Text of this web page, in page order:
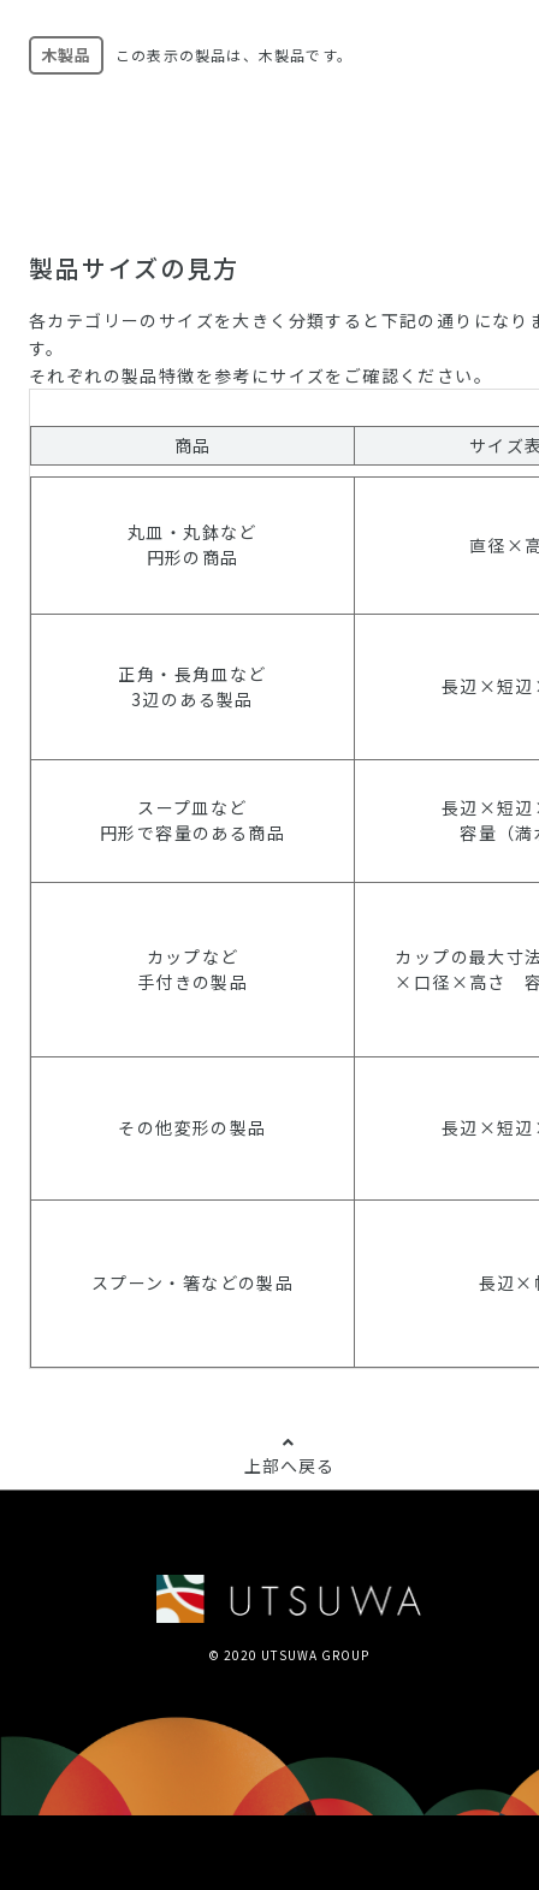
木製品 この表示の製品は、木製品です。
製品サイズの見方
各カテゴリーのサイズを大きく分類すると下記の通りになり
す。
それぞれの製品特徴を参考にサイズをご確認ください。
商品 サイズ
丸皿・丸鉢など
円形の商品
直径×
正角・長角皿など
3辺のある製品
長辺×短
スープ皿など
円形で容量のある商品
長辺×短
容量（満
カップなど
手付きの製品
カップの最大寸
×口径×高さ 容
その他変形の製品 長辺×短
スプーン・箸などの製品 長辺×
上部へ戻る
© 2020 UTSUWA GROUP